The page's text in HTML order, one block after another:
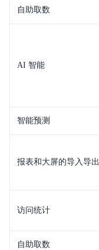
自助取数
AI 智能
智能预测
报表和大屏的导入导出
访问统计
自助取数